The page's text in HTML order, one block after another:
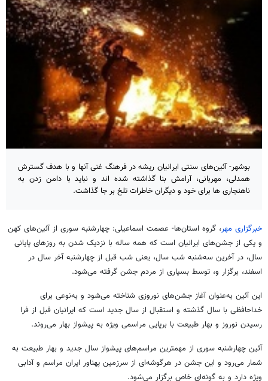
بوشهر- آئین‌های سنتی ایرانیان ریشه در فرهنگ غنی آنها و با هدف گسترش
همدلی، مهربانی، آرامش بنا گذاشته شده اند و نباید با دامن زدن به
ناهنجاری ها برای خود و دیگران خاطرات تلخ بر جا گذاشت.
خبرگزاری مهر، گروه استان‌ها- عصمت اسماعیلی: چهارشنبه سوری از آئین‌های کهن
و یکی از جشن‌های ایرانیان است که همه ساله با نزدیک شدن به روزهای پایانی
سال، در آخرین سه‌شنبه شب سال، یعنی شب قبل از چهارشنبه آخر سال در
اسفند، برگزار و، توسط بسیاری از مردم جشن گرفته می‌شود.
این آئین به‌عنوان آغاز جشن‌های نوروزی شناخته می‌شود و به‌نوعی برای
خداحافظی با سال گذشته و استقبال از سال جدید است که ایرانیان قبل از فرا
رسیدن نوروز و بهار طبیعت با برپایی مراسمی ویژه به پیشواز بهار می‌روند.
آئین چهارشنبه سوری از مهمترین مراسم‌های پیشواز سال جدید و بهار طبیعت به
شمار می‌رود و این جشن در هرگوشه‌ای از سرزمین پهناور ایران مراسم و آدابی
ویژه دارد و به گونه‌ای خاص برگزار می‌شود.